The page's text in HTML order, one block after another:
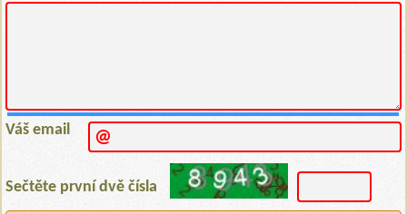
Váš email
Sečtěte první dvě čísla